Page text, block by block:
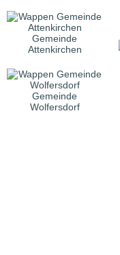
Gemeinde
Attenkirchen
Gemeinde
Wolfersdorf